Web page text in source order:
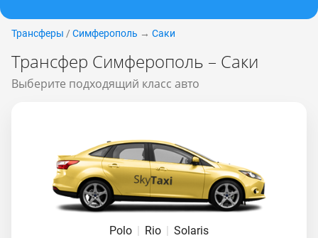
Трансферы / Симферополь → Саки
Трансфер Симферополь – Саки
Выберите подходящий класс авто
Polo | Rio | Solaris